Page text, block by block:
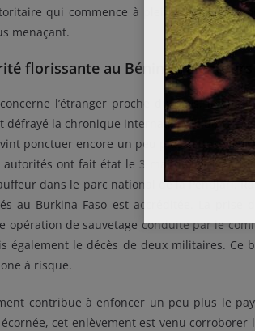
qui commence à pleinement
menaçant.
florissante au Bénin et alentours
l’étranger proche du pays, la
défrayé la chronique internationale du fait
ponctuer encore un peu plus cette
autorités ont fait état le 3 mai de la
dans le parc national de la Pendjari.
au Burkina Faso est accréditée. La prise
opération de sauvetage conduite par le
également le décès de deux militaires.
à risque.
contribue à enfoncer un peu plus le
cet enlèvement est venu